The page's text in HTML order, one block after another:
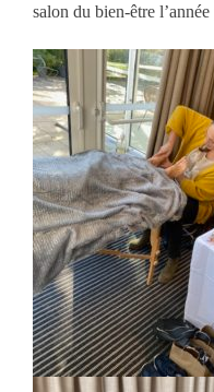
salon du bien-être